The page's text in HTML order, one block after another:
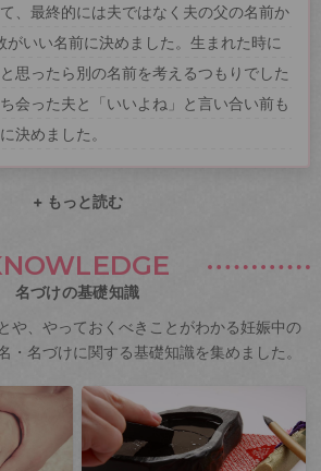
、最終的には夫ではなく夫の父の名前か
がいい名前に決めました。生まれた時に
思ったら別の名前を考えるつもりでした
会った夫と「いいよね」と言い合い前も
決めました。
+ もっと読む
名づけの基礎知識
や、やっておくべきことがわかる妊娠中の
・名づけに関する基礎知識を集めました。